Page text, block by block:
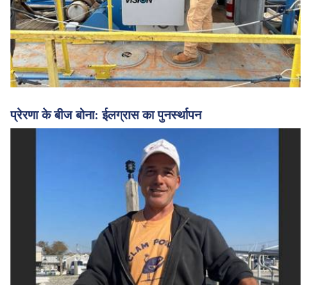
प्रेरणा के बीज बोना: ईलग्रास का पुनर्स्थापन